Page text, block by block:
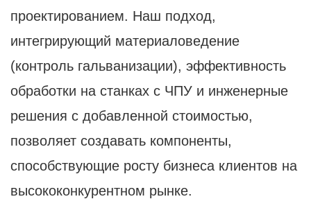
проектированием. Наш подход,
интегрирующий материаловедение
(контроль гальванизации), эффективность
обработки на станках с ЧПУ и инженерные
решения с добавленной стоимостью,
позволяет создавать компоненты,
способствующие росту бизнеса клиентов на
высококонкурентном рынке.